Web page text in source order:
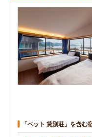
「ペット 貸別荘」を含む